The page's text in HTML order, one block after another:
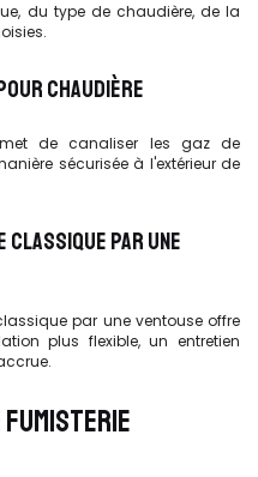
du type de chaudière, de la
CHAUDIÈRE
de canaliser les gaz de
sécurisée à l'extérieur de
CLASSIQUE PAR UNE
par une ventouse offre
plus flexible, un entretien